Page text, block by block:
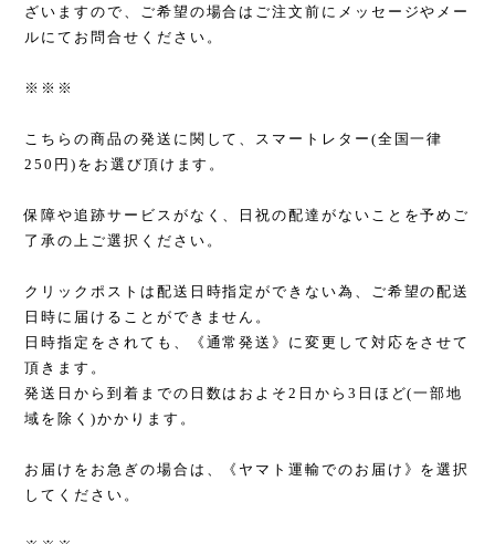
ざいますので、ご希望の場合はご注文前にメッセージやメー
ルにてお問合せください。
※※※
こちらの商品の発送に関して、スマートレター(全国一律
250円)をお選び頂けます。
保障や追跡サービスがなく、日祝の配達がないことを予めご
了承の上ご選択ください。
クリックポストは配送日時指定ができない為、ご希望の配送
日時に届けることができません。
日時指定をされても、《通常発送》に変更して対応をさせて
頂きます。
発送日から到着までの日数はおよそ2日から3日ほど(一部地
域を除く)かかります。
お届けをお急ぎの場合は、《ヤマト運輸でのお届け》を選択
してください。